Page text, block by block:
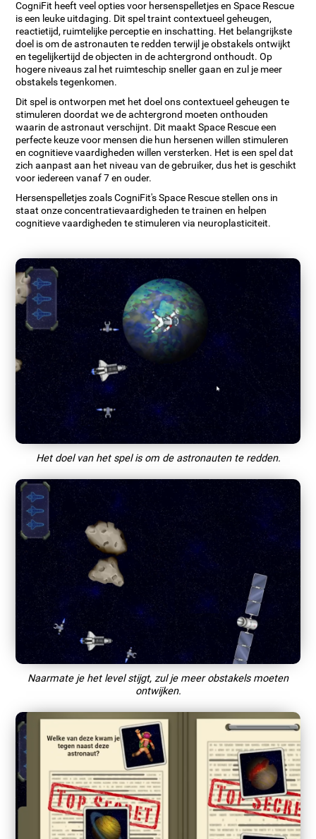
CogniFit heeft veel opties voor hersenspelletjes en Space Rescue
is een leuke uitdaging. Dit spel traint contextueel geheugen,
reactietijd, ruimtelijke perceptie en inschatting. Het belangrijkste
doel is om de astronauten te redden terwijl je obstakels ontwijkt
en tegelijkertijd de objecten in de achtergrond onthoudt. Op
hogere niveaus zal het ruimteschip sneller gaan en zul je meer
obstakels tegenkomen.
Dit spel is ontworpen met het doel ons contextueel geheugen te
stimuleren doordat we de achtergrond moeten onthouden
waarin de astronaut verschijnt. Dit maakt Space Rescue een
perfecte keuze voor mensen die hun hersenen willen stimuleren
en cognitieve vaardigheden willen versterken. Het is een spel dat
zich aanpast aan het niveau van de gebruiker, dus het is geschikt
voor iedereen vanaf 7 en ouder.
Hersenspelletjes zoals CogniFit's Space Rescue stellen ons in
staat onze concentratievaardigheden te trainen en helpen
cognitieve vaardigheden te stimuleren via neuroplasticiteit.
Het doel van het spel is om de astronauten te redden.
Naarmate je het level stijgt, zul je meer obstakels moeten
ontwijken.